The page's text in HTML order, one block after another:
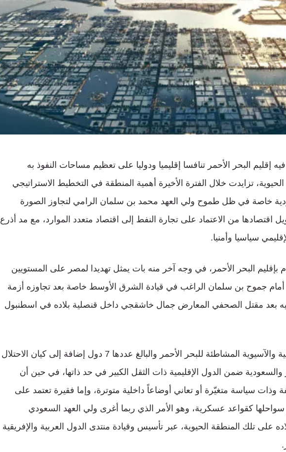
إقليم البحر الأحمر تنافسا إقليميا ودوليا على تعظيم مساحات النفوذ به
تزايدت خلال الفترة الأخيرة أهمية المنطقة في التخطيط الاستراتيجي
خاصة في ظل طموح ولي العهد محمد بن سلمان الرامي لتجاوز الصورة
اقتصادها من الاعتماد على تجارة النفط إلى اقتصاد متعدد الموارد، مع مد أذرع
سياسيا وأمنيا.
بإقليم البحر الأحمر، في وجه آخر منه بات يمثل تهديدا لمصر على المستويين
أمام جموح بن سلمان الراغب في قيادة الشرق الأوسط خاصة بعد تجاوزه أزمة
بعد مقتل الصحفي المعارض جمال خاشقجي داخل قنصلية بلاده في اسطنبول
ومن بين الدول الإفريقية والآسيوية المشاطئة للبحر الأحمر والبالغ عددها 7 دول إضافة إلى كيان الاحتلال
والسعودية ضمن الدول الإقليمية ذات الثقل الكبير في حد ذاتها، في حين أن
وذات سياسة متغيّرة أو تعاني أوضاعاً داخلية متوترة، وإما فقيرة تعتمد على
كقواعد عسكرية، وهو الأمر الذي ربما أغرى ولي العهد السعودي
على تلك المنطقة الحيوية، عبر تأسيس وقيادة منتدى الدول العربية والإفريقية